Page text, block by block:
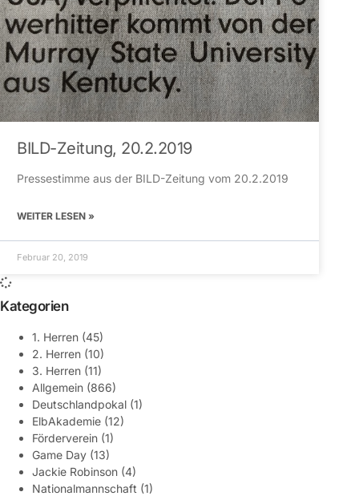
BILD-Zeitung, 20.2.2019
Pressestimme aus der BILD-Zeitung vom 20.2.2019
WEITER LESEN »
Februar 20, 2019
Kategorien
1. Herren (45)
2. Herren (10)
3. Herren (11)
Allgemein (866)
Deutschlandpokal (1)
ElbAkademie (12)
Förderverein (1)
Game Day (13)
Jackie Robinson (4)
Nationalmannschaft (1)